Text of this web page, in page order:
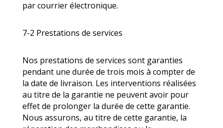
par courrier électronique.
7-2 Prestations de services
Nos prestations de services sont garanties
pendant une durée de trois mois à compter de
la date de livraison. Les interventions réalisées
au titre de la garantie ne peuvent avoir pour
effet de prolonger la durée de cette garantie.
Nous assurons, au titre de cette garantie, la